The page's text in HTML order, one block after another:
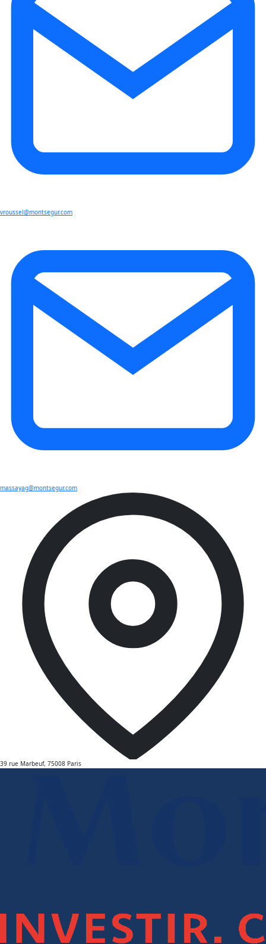
vroussel@montsegur.com
massayag@montsegur.com
39 rue Marbeuf, 75008 Paris